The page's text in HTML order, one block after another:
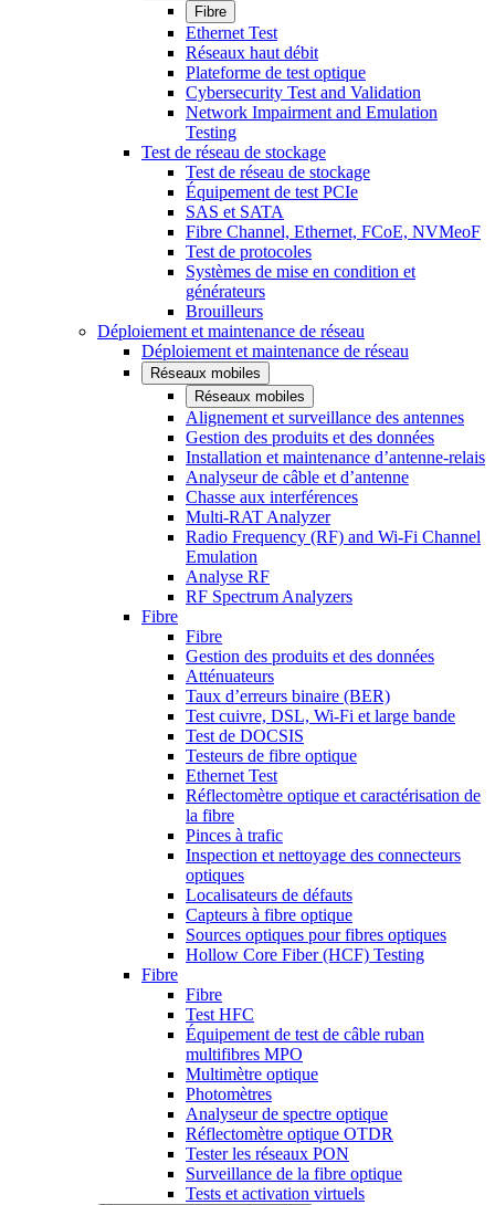
Fibre
Ethernet Test
Réseaux haut débit
Plateforme de test optique
Cybersecurity Test and Validation
Network Impairment and Emulation
Testing
Test de réseau de stockage
Test de réseau de stockage
Équipement de test PCIe
SAS et SATA
Fibre Channel, Ethernet, FCoE, NVMeoF
Test de protocoles
Systèmes de mise en condition et
générateurs
Brouilleurs
Déploiement et maintenance de réseau
Déploiement et maintenance de réseau
Réseaux mobiles
Réseaux mobiles
Alignement et surveillance des antennes
Gestion des produits et des données
Installation et maintenance d’antenne-relais
Analyseur de câble et d’antenne
Chasse aux interférences
Multi-RAT Analyzer
Radio Frequency (RF) and Wi-Fi Channel
Emulation
Analyse RF
RF Spectrum Analyzers
Fibre
Fibre
Gestion des produits et des données
Atténuateurs
Taux d’erreurs binaire (BER)
Test cuivre, DSL, Wi-Fi et large bande
Test de DOCSIS
Testeurs de fibre optique
Ethernet Test
Réflectomètre optique et caractérisation de
la fibre
Pinces à trafic
Inspection et nettoyage des connecteurs
optiques
Localisateurs de défauts
Capteurs à fibre optique
Sources optiques pour fibres optiques
Hollow Core Fiber (HCF) Testing
Fibre
Fibre
Test HFC
Équipement de test de câble ruban
multifibres MPO
Multimètre optique
Photomètres
Analyseur de spectre optique
Réflectomètre optique OTDR
Tester les réseaux PON
Surveillance de la fibre optique
Tests et activation virtuels